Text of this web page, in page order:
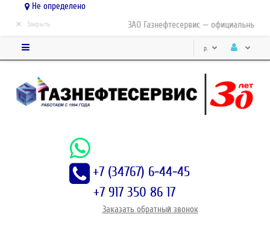
Не определено
ЗАО Газнефтесервис — официальный
× Закрыть
р.
+7 (34767) 6-44-45
+7 917 350 86 17
Заказать обратный звонок